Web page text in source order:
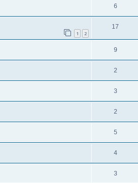
6
1 2
17
9
2
3
2
5
4
3